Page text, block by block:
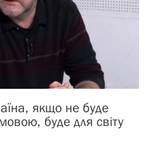
якщо не буде
буде для світу